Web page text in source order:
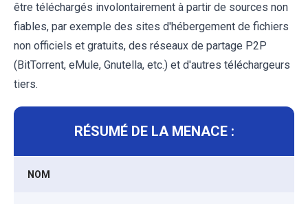
être téléchargés involontairement à partir de sources non
fiables, par exemple des sites d'hébergement de fichiers
non officiels et gratuits, des réseaux de partage P2P
(BitTorrent, eMule, Gnutella, etc.) et d'autres téléchargeurs
tiers.
RÉSUMÉ DE LA MENACE :
NOM